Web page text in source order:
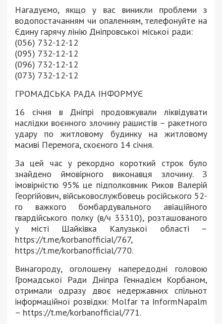
Нагадуємо, якщо у вас виникли проблеми з
водопостачанням чи опаленням, телефонуйте на
Єдину гарячу лінію Дніпровської міської ради:
(056) 732-12-12
(095) 732-12-12
(096) 732-12-12
(073) 732-12-12
ГРОМАДСЬКА РАДА ІНФОРМУЄ
16 січня в Дніпрі продовжували ліквідувати
наслідки воєнного злочину рашистів – ракетного
удару по житловому будинку на житловому
масиві Перемога, скоєного 14 січня.
За цей час у рекордно короткий строк було
знайдено ймовірного виконавця злочину. З
імовірністю 95% це підполковник Риков Валерій
Георгійович, військовослужбовець російського 52-
го важкого бомбардувального авіаційного
гвардійського полку (в/ч 33310), розташованого
у місті Шайківка Калузької області –
https://t.me/korbanofficial/767,
https://t.me/korbanofficial/770.
Винагороду, оголошену напередодні головою
Громадської Ради Дніпра Геннадієм Корбаном,
отримали одразу двоє недержавних спільнот
інформаційної розвідки: Molfar та InformNapalm
– https://t.me/korbanofficial/771.